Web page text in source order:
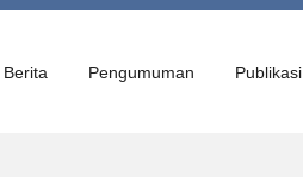
Berita Pengumuman Publikasi